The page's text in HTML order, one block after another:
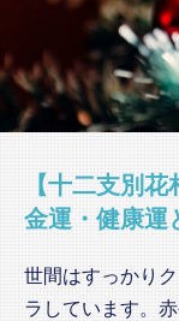
【十二支別
金運・健康運
世間はすっかり
ラしています。